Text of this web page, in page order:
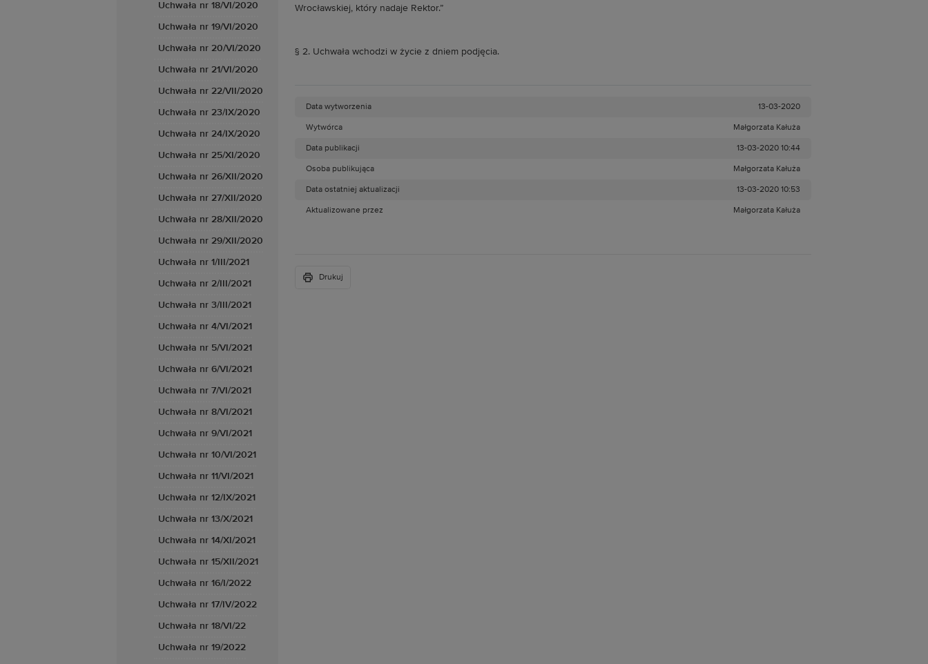
Uchwała nr 18/VI/2020
Uchwała nr 19/VI/2020
Uchwała nr 20/VI/2020
Uchwała nr 21/VI/2020
Uchwała nr 22/VII/2020
Uchwała nr 23/IX/2020
Uchwała nr 24/IX/2020
Uchwała nr 25/XI/2020
Uchwała nr 26/XII/2020
Uchwała nr 27/XII/2020
Uchwała nr 28/XII/2020
Uchwała nr 29/XII/2020
Uchwała nr 1/III/2021
Uchwała nr 2/III/2021
Uchwała nr 3/III/2021
Uchwała nr 4/VI/2021
Uchwała nr 5/VI/2021
Uchwała nr 6/VI/2021
Uchwała nr 7/VI/2021
Uchwała nr 8/VI/2021
Uchwała nr 9/VI/2021
Uchwała nr 10/VI/2021
Uchwała nr 11/VI/2021
Uchwała nr 12/IX/2021
Uchwała nr 13/X/2021
Uchwała nr 14/XI/2021
Uchwała nr 15/XII/2021
Uchwała nr 16/I/2022
Uchwała nr 17/IV/2022
Uchwała nr 18/VI/22
Uchwała nr 19/2022
Wrocławskiej, który nadaje Rektor.”
§ 2. Uchwała wchodzi w życie z dniem podjęcia.
Data wytworzenia 13-03-2020
Wytwórca Małgorzata Kałuża
Data publikacji 13-03-2020 10:44
Osoba publikująca Małgorzata Kałuża
Data ostatniej aktualizacji 13-03-2020 10:53
Aktualizowane przez Małgorzata Kałuża
Drukuj